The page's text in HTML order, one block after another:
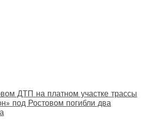
ДТП на платном участке трассы
под Ростовом погибли два